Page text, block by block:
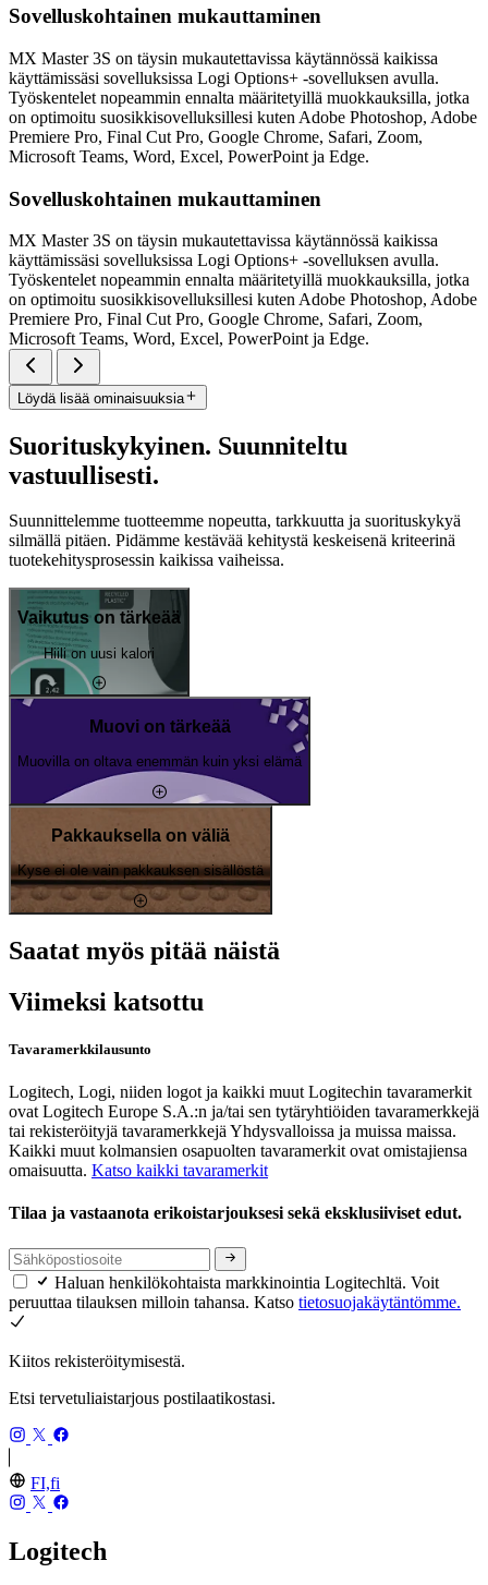
Sovelluskohtainen mukauttaminen
MX Master 3S on täysin mukautettavissa käytännössä kaikissa
käyttämissäsi sovelluksissa Logi Options+ -sovelluksen avulla.
Työskentelet nopeammin ennalta määritetyillä muokkauksilla, jotka
on optimoitu suosikkisovelluksillesi kuten Adobe Photoshop, Adobe
Premiere Pro, Final Cut Pro, Google Chrome, Safari, Zoom,
Microsoft Teams, Word, Excel, PowerPoint ja Edge.
Sovelluskohtainen mukauttaminen
MX Master 3S on täysin mukautettavissa käytännössä kaikissa
käyttämissäsi sovelluksissa Logi Options+ -sovelluksen avulla.
Työskentelet nopeammin ennalta määritetyillä muokkauksilla, jotka
on optimoitu suosikkisovelluksillesi kuten Adobe Photoshop, Adobe
Premiere Pro, Final Cut Pro, Google Chrome, Safari, Zoom,
Microsoft Teams, Word, Excel, PowerPoint ja Edge.
Löydä lisää ominaisuuksia
Suorituskykyinen. Suunniteltu
vastuullisesti.
Suunnittelemme tuotteemme nopeutta, tarkkuutta ja suorituskykyä
silmällä pitäen. Pidämme kestävää kehitystä keskeisenä kriteerinä
tuotekehitysprosessin kaikissa vaiheissa.
Vaikutus on tärkeää
Hiili on uusi kalori
Muovi on tärkeää
Muovilla on oltava enemmän kuin yksi elämä
Pakkauksella on väliä
Kyse ei ole vain pakkauksen sisällöstä
Saatat myös pitää näistä
Viimeksi katsottu
Tavaramerkkilausunto
Logitech, Logi, niiden logot ja kaikki muut Logitechin tavaramerkit
ovat Logitech Europe S.A.:n ja/tai sen tytäryhtiöiden tavaramerkkejä
tai rekisteröityjä tavaramerkkejä Yhdysvalloissa ja muissa maissa.
Kaikki muut kolmansien osapuolten tavaramerkit ovat omistajiensa
omaisuutta. Katso kaikki tavaramerkit
Tilaa ja vastaanota erikoistarjouksesi sekä eksklusiiviset edut.
Haluan henkilökohtaista markkinointia Logitechltä. Voit
peruuttaa tilauksen milloin tahansa. Katso tietosuojakäytäntömme.
Kiitos rekisteröitymisestä.
Etsi tervetuliaistarjous postilaatikostasi.
FI,fi
Logitech